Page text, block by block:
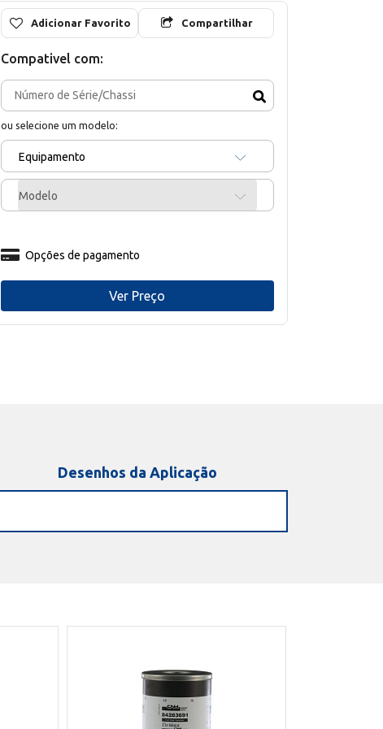
Adicionar Favorito Compartilhar
Compativel com:
ou selecione um modelo:
Equipamento
Modelo
Opções de pagamento
Ver Preço
Desenhos da Aplicação